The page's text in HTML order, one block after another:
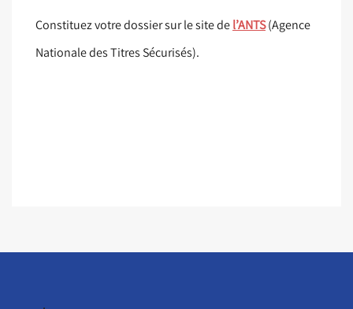
Constituez votre dossier sur le site del’ANTS(Agence
Nationale des Titres Sécurisés).